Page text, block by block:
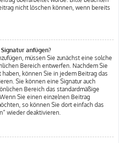
nicht löschen können, wenn bereits
anfügen?
müssen Sie zunächst eine solche
Bereich entwerfen. Nachdem Sie
können Sie in jedem Beitrag das
Sie können eine Signatur auch
Bereich das standardmäßige
Sie einen einzelnen Beitrag
so können Sie dort einfach das
wieder deaktivieren.